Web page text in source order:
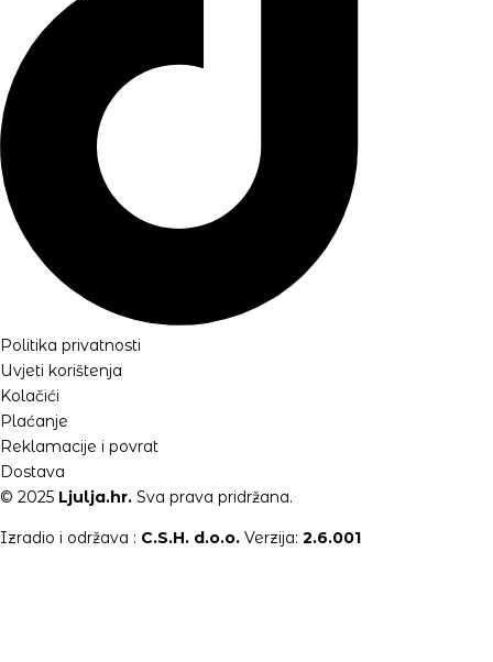
Politika privatnosti
Uvjeti korištenja
Kolačići
Plaćanje
Reklamacije i povrat
Dostava
© 2025 Ljulja.hr. Sva prava pridržana.
Izradio i održava : C.S.H. d.o.o. Verzija: 2.6.001